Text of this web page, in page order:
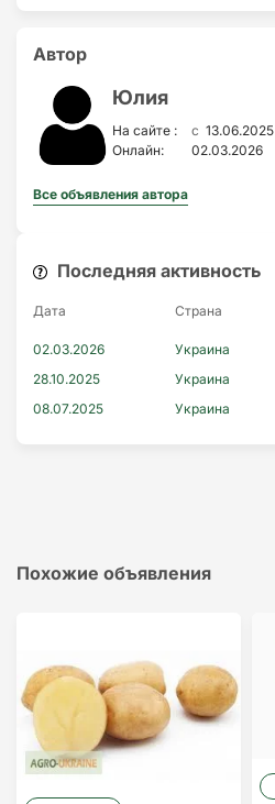
Автор
Юлия
На сайте : c 13.06.2025
Онлайн:
02.03.2026
Все объявления автора
Последняя активность
Дата Страна
02.03.2026 Украина
28.10.2025
Украина
08.07.2025
Украина
Похожие объявления